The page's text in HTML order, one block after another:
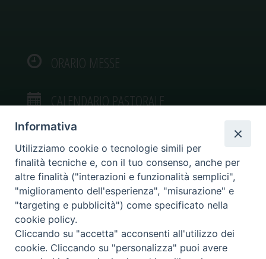
ORARIO MESSE
CALENDARIO PASTORALE
VIDEOGALLERY
PHOTOGALLERY
Informativa
Utilizziamo cookie o tecnologie simili per
finalità tecniche e, con il tuo consenso, anche per
altre finalità ("interazioni e funzionalità semplici",
"miglioramento dell'esperienza", "misurazione" e
"targeting e pubblicità") come specificato nella
cookie policy.
Cliccando su "accetta" acconsenti all'utilizzo dei
cookie. Cliccando su "personalizza" puoi avere